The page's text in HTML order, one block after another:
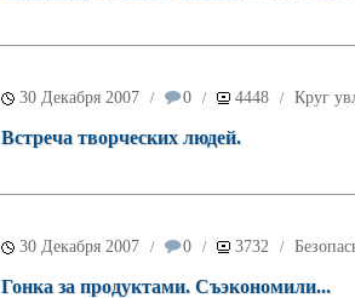
30 Декабря 2007 / 0 / 4448 / Круг
Встреча творческих людей.
30 Декабря 2007 / 0 / 3732 /
Гонка за продуктами. Съэкономили...